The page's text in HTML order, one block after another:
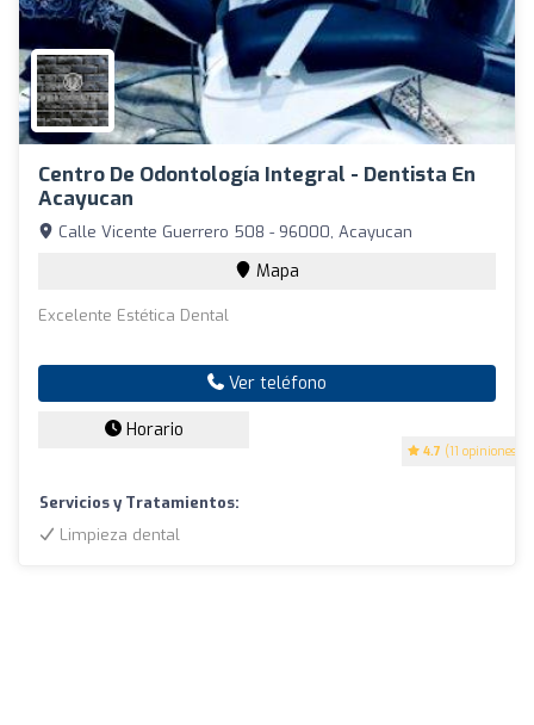
Centro De Odontología Integral - Dentista En
Acayucan
4.7 (11 opiniones)
Calle Vicente Guerrero 508 - 96000, Acayucan
Mapa
Excelente Estética Dental
Ver teléfono
Horario
Servicios y Tratamientos:
Limpieza dental